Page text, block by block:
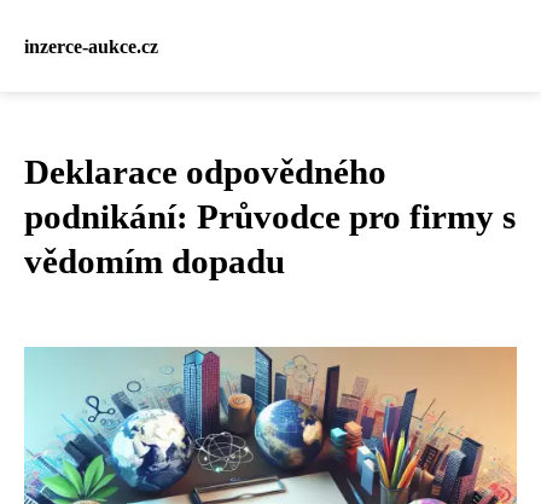
inzerce-aukce.cz
Deklarace odpovědného
podnikání: Průvodce pro firmy s
vědomím dopadu